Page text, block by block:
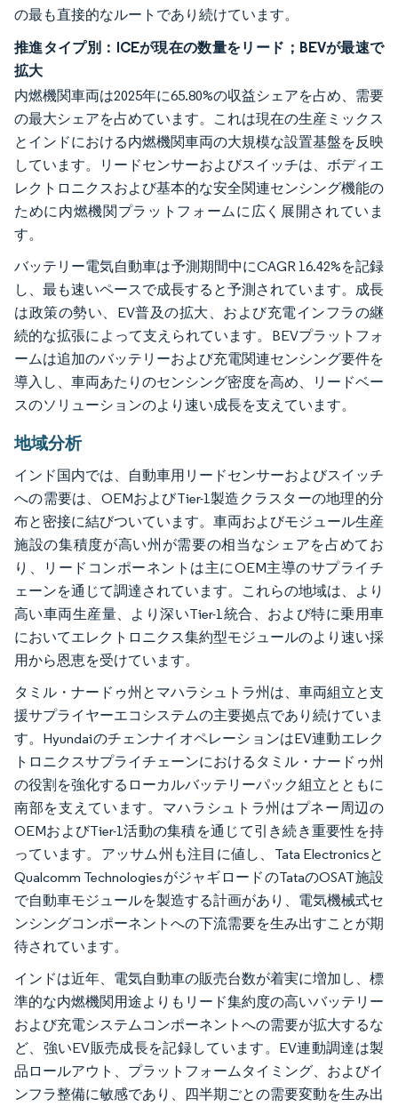
の最も直接的なルートであり続けています。
推進タイプ別：ICEが現在の数量をリード；BEVが最速で
拡大
内燃機関車両は2025年に65.80%の収益シェアを占め、需要
の最大シェアを占めています。これは現在の生産ミックス
とインドにおける内燃機関車両の大規模な設置基盤を反映
しています。リードセンサーおよびスイッチは、ボディエ
レクトロニクスおよび基本的な安全関連センシング機能の
ために内燃機関プラットフォームに広く展開されていま
す。
バッテリー電気自動車は予測期間中にCAGR 16.42%を記録
し、最も速いペースで成長すると予測されています。成長
は政策の勢い、EV普及の拡大、および充電インフラの継
続的な拡張によって支えられています。BEVプラットフォ
ームは追加のバッテリーおよび充電関連センシング要件を
導入し、車両あたりのセンシング密度を高め、リードベー
スのソリューションのより速い成長を支えています。
地域分析
インド国内では、自動車用リードセンサーおよびスイッチ
への需要は、OEMおよびTier-1製造クラスターの地理的分
布と密接に結びついています。車両およびモジュール生産
施設の集積度が高い州が需要の相当なシェアを占めてお
り、リードコンポーネントは主にOEM主導のサプライチ
ェーンを通じて調達されています。これらの地域は、より
高い車両生産量、より深いTier-1統合、および特に乗用車
においてエレクトロニクス集約型モジュールのより速い採
用から恩恵を受けています。
タミル・ナードゥ州とマハラシュトラ州は、車両組立と支
援サプライヤーエコシステムの主要拠点であり続けていま
す。HyundaiのチェンナイオペレーションはEV連動エレク
トロニクスサプライチェーンにおけるタミル・ナードゥ州
の役割を強化するローカルバッテリーパック組立とともに
南部を支えています。マハラシュトラ州はプネー周辺の
OEMおよびTier-1活動の集積を通じて引き続き重要性を持
っています。アッサム州も注目に値し、Tata Electronicsと
Qualcomm TechnologiesがジャギロードのTataのOSAT施設
で自動車モジュールを製造する計画があり、電気機械式セ
ンシングコンポーネントへの下流需要を生み出すことが期
待されています。
インドは近年、電気自動車の販売台数が着実に増加し、標
準的な内燃機関用途よりもリード集約度の高いバッテリー
および充電システムコンポーネントへの需要が拡大するな
ど、強いEV販売成長を記録しています。EV連動調達は製
品ロールアウト、プラットフォームタイミング、およびイ
ンフラ整備に敏感であり、四半期ごとの需要変動を生み出